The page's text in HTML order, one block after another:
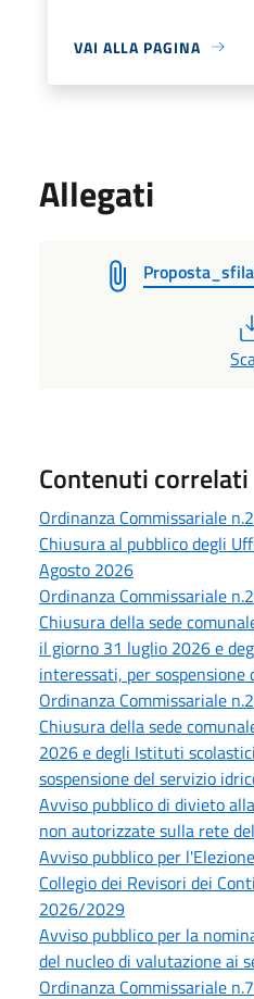
VAI ALLA PAGINA
Allegati
Contenuti correlati
Ordinanza Commissariale
Chiusura al pubblico degli
Agosto 2026
Ordinanza Commissariale
Chiusura della sede
il giorno 31 luglio 2026 e
interessati, per sospensione
Ordinanza Commissariale
Chiusura della sede
2026 e degli Istituti
sospensione del servizio
Avviso pubblico di divieto
non autorizzate sulla rete
Avviso pubblico per
Collegio dei Revisori dei
2026/2029
Avviso pubblico per la
del nucleo di valutazione ai
Ordinanza Commissariale